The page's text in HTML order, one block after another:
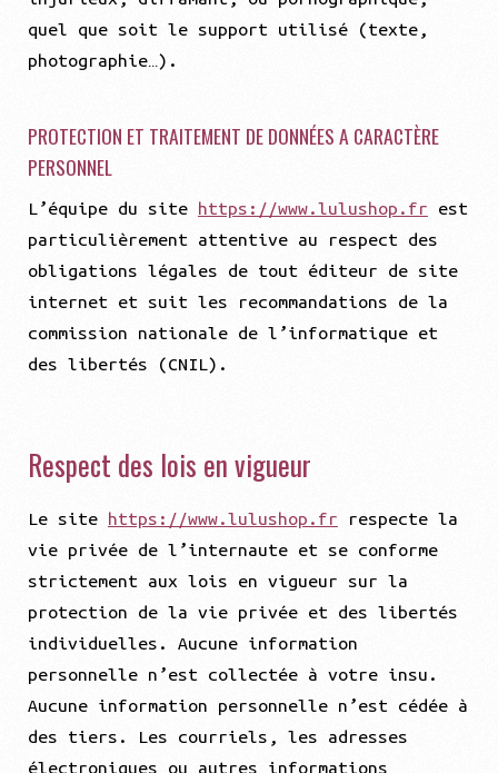
quel que soit le support utilisé (texte,
photographie…).
PROTECTION ET TRAITEMENT DE DONNÉES A CARACTÈRE
PERSONNEL
L’équipe du site https://www.lulushop.fr est
particulièrement attentive au respect des
obligations légales de tout éditeur de site
internet et suit les recommandations de la
commission nationale de l’informatique et
des libertés (CNIL).
Respect des lois en vigueur
Le site https://www.lulushop.fr respecte la
vie privée de l’internaute et se conforme
strictement aux lois en vigueur sur la
protection de la vie privée et des libertés
individuelles. Aucune information
personnelle n’est collectée à votre insu.
Aucune information personnelle n’est cédée à
des tiers. Les courriels, les adresses
électroniques ou autres informations